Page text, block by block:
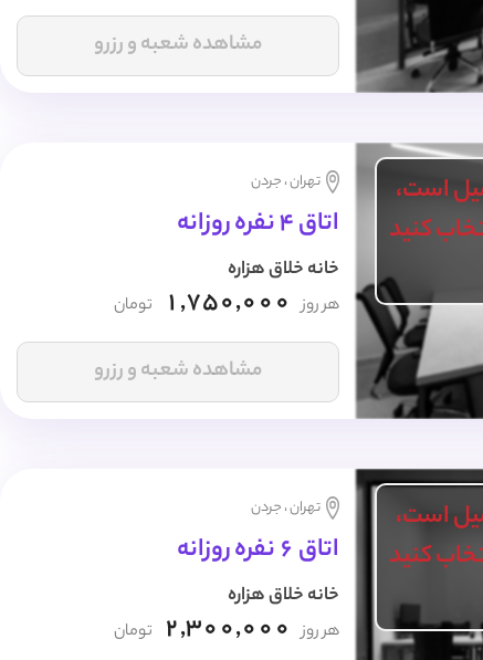
مشاهده شعبه و رزرو
است،
کنید
تهران ، جردن
اتاق 4 نفره روزانه
خانه خلاق هزاره
هر روز 1,750,000 تومان
مشاهده شعبه و رزرو
است،
کنید
تهران ، جردن
اتاق 6 نفره روزانه
خانه خلاق هزاره
هر روز 2,300,000 تومان